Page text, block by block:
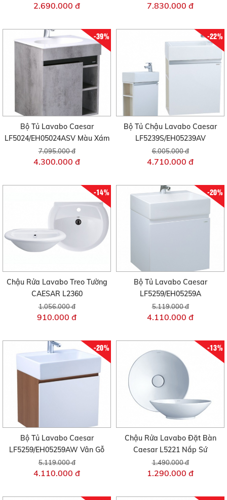
2.690.000 đ 7.830.000 đ
-39%
Bộ Tủ Lavabo Caesar
LF5024/EH05024ASV Màu Xám
7.095.000 đ
4.300.000 đ
-22%
Bộ Tủ Chậu Lavabo Caesar
LF5239S/EH05239AV
6.005.000 đ
4.710.000 đ
-14%
Chậu Rửa Lavabo Treo Tường
CAESAR L2360
1.056.000 đ
910.000 đ
-20%
Bộ Tủ Lavabo Caesar
LF5259/EH05259A
5.119.000 đ
4.110.000 đ
-20%
Bộ Tủ Lavabo Caesar
LF5259/EH05259AW Vân Gỗ
5.119.000 đ
4.110.000 đ
-13%
Chậu Rửa Lavabo Đặt Bàn
Caesar L5221 Nắp Sứ
1.490.000 đ
1.290.000 đ